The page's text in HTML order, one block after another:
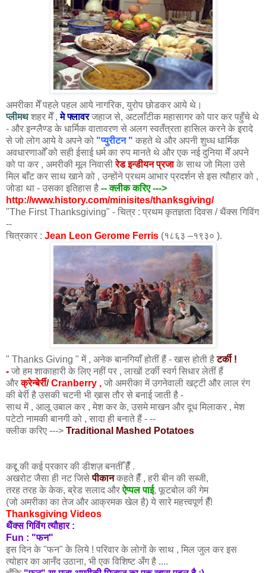
अमरीका मेँ पहले पहल आये नागरिक, युरोप छोडकर आये थे।
प्लीमथशहर मेँ ,मे फ्लावरजहाज से, अटलाँटीक महासागर को पार कर पहुँचे थे
- और इन्ग्लैण्ड के धार्मिक वातावरण से अलग स्वतँत्रता हासिल करने के इरादे
से जो लोग आये वे अपने को "प्युरीटन " कहते थे और अपनी शुध्ध धार्मिक
अवधारणाओँ को सही ईसाई धर्म का रुप मानते थे और एक नई दुनिया मेँ अपने
को पा कर , अमरीकी मूल निवासीरेड इन्डीयन प्रजाके साथ जो मिला उसे
मिल बाँट कर साथ खाने को , उन्होंने प्रथम आभार प्रदर्शन से इस त्यौहार को ,
जोडा था - उसका इतिहास है -- क्लीक करिए --->
http://www.history.com/minisites/thanksgiving/
"The First Thanksgiving" - चित्र : प्रथम कृतज्ञता दिवस / थैंक्स गिविंग
--
चित्रकार : Jean Leon Gerome Ferris (१८६३ –१९३० ).
" Thanks Giving " में , अनेक बानगियाँ होतीं हैं - खास होती हैटर्की !
- जो हम शाकाहारी के लिए नहीं पर , लाखों टर्की स्वर्ग सिधार लेतीं हैं
औरक्रेन्बेर्री/Cranberry , जो अमरीका में उगनेवाली खट्टी और लाल रंग
की बेर्री है उसकी चटनी भी ख़ास तौर से बनाई जाती है -
साथ में , आलू उबाल कर , मेशकर के, उसमे माखन और दूध मिलाकर , मेश
पटेटो नामकी बानगी को , सादा ही बनाते हैं - --
क्लीक करिए ---> Traditional Mashed Potatoes
कद्दू की कई प्रकार की डीशज़ बनतीँ हैँ .
अखरोट जैसा ही नट जिसेपीकान कहते हैँ , हरी बीन की सब्जी,
तरह तरह के केक, ब्रेड सलाद औरऐप्पल पाई, फूटबोल की गेम
(जो अमरीका का तेज और आक्रमक खेल है) ये सारे महत्त्वपूर्ण हैँ!
Thanksgiving Videos
थैंक्स गिविंग त्यौहार :
Fun : "फन"
इस दिन के "फन" के लिये ! परिवार के लोगों के साथ , मिल जुल कर इस
त्योहार का आनँद उठाना, भी एक विशिष्ट अँग है ....